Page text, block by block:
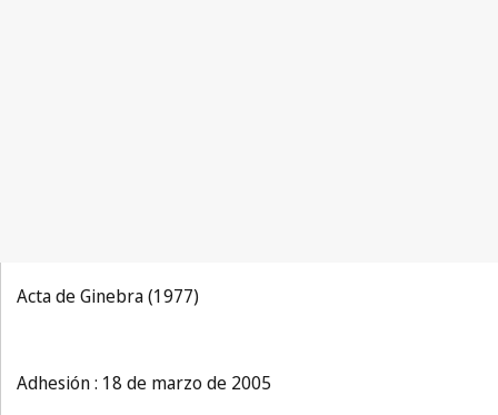
Acta de Ginebra (1977)
Adhesión : 18 de marzo de 2005